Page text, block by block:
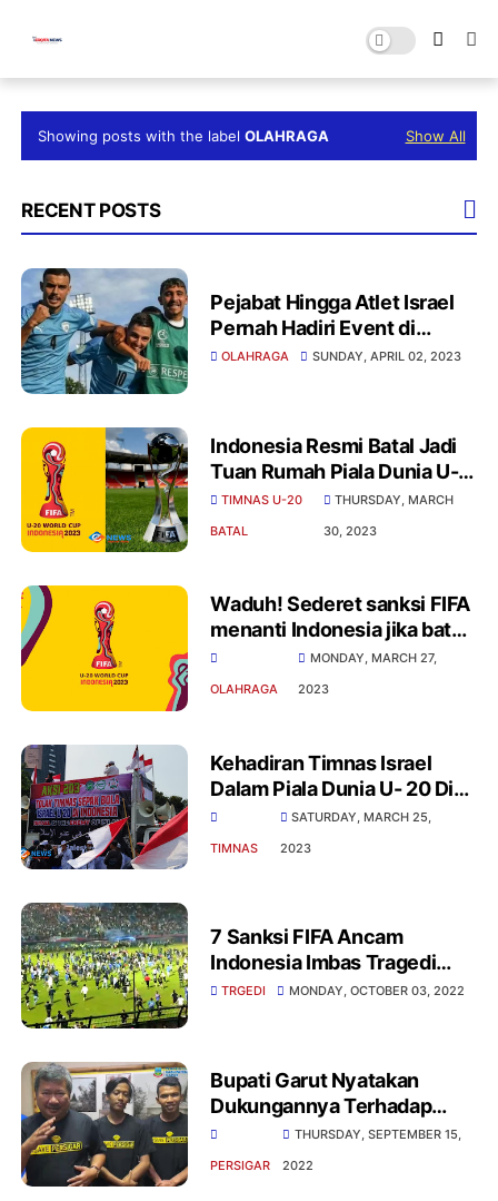
Showing posts with the labelOLAHRAGA Show All
RECENT POSTS
Pejabat Hingga Atlet Israel
Pernah Hadiri Event di
Indonesia, Tak Pernah
OLAHRAGA SUNDAY, APRIL 02, 2023
Indonesia Resmi Batal Jadi
Tuan Rumah Piala Dunia U-
20, Timnas Dipastikan batal
ikut Berlaga
TIMNAS U-20
BATAL
THURSDAY, MARCH
30, 2023
Waduh! Sederet sanksi FIFA
menanti Indonesia jika batal
jadi tuan rumah Piala Dunia
U - 20
OLAHRAGA
MONDAY, MARCH 27,
2023
Kehadiran Timnas Israel
Dalam Piala Dunia U- 20 Di
Indonesia Menimbulkan
Polemik
TIMNAS
SATURDAY, MARCH 25,
2023
7 Sanksi FIFA Ancam
Indonesia Imbas Tragedi
Stadion Kanjuruan
TRGEDI MONDAY, OCTOBER 03, 2022
Bupati Garut Nyatakan
Dukungannya Terhadap
Persigar
PERSIGAR
THURSDAY, SEPTEMBER 15,
2022